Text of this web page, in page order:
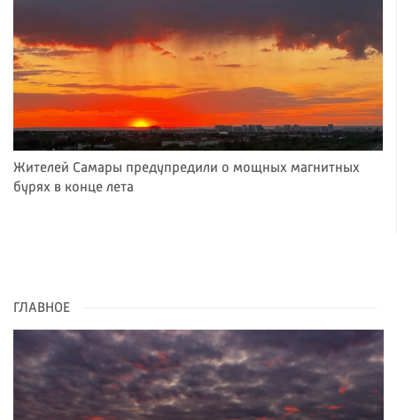
Жителей Самары предупредили о мощных магнитных
бурях в конце лета
ГЛАВНОЕ